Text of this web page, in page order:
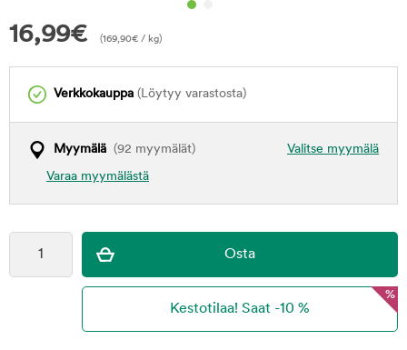
16,99€ (169,90€ / kg)
Verkkokauppa (Löytyy varastosta)
Valitse myymälä
Myymälä (92 myymälät)
Varaa myymälästä
%